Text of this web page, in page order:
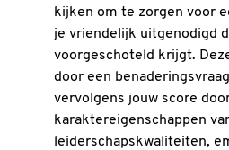
kijken om te zorgen voor
je vriendelijk uitgenodigd
voorgeschoteld krijgt.
door een
vervolgens jouw score
karaktereigenschappen
leiderschapskwaliteiten,